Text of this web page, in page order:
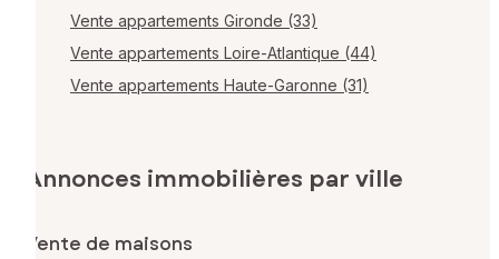
Vente appartements Gironde (33)
Vente appartements Loire-Atlantique (44)
Vente appartements Haute-Garonne (31)
Annonces immobilières par ville
Vente de maisons